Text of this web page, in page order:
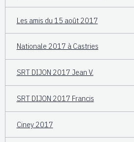
Les amis du 15 août 2017
Nationale 2017 à Castries
SRT DIJON 2017 Jean V.
SRT DIJON 2017 Francis
Ciney 2017